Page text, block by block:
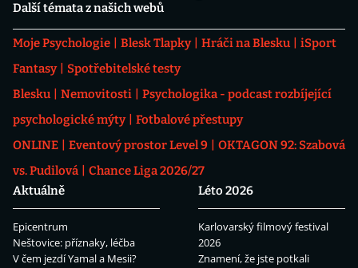
Další témata z našich webů
Moje Psychologie Blesk Tlapky Hráči na Blesku
iSport
Fantasy
Spotřebitelské testy
Blesku
Nemovitosti
Psychologika - podcast rozbíjející
psychologické mýty
Fotbalové přestupy
ONLINE
Eventový prostor Level 9
OKTAGON 92: Szabová
vs. Pudilová
Chance Liga 2026/27
Aktuálně
Epicentrum
Neštovice: příznaky, léčba
V čem jezdí Yamal a Mesii?
Léto 2026
Karlovarský filmový festival
2026
Znamení, že jste potkali